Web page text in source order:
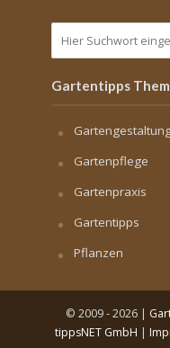
Gartentipps
Gartenpflege
Gartenpraxis
Gartentipps
Pflanzen
© 2009 - 2026 |
tippsNET GmbH |